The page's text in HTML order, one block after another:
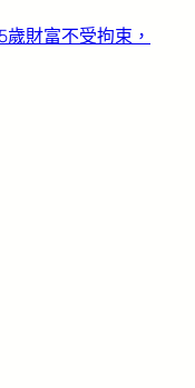
財富不受拘束，